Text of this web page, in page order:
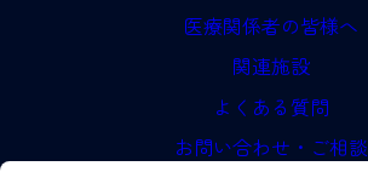
医療関係者の皆様へ
関連施設
よくある質問
お問い合わせ・ご相談